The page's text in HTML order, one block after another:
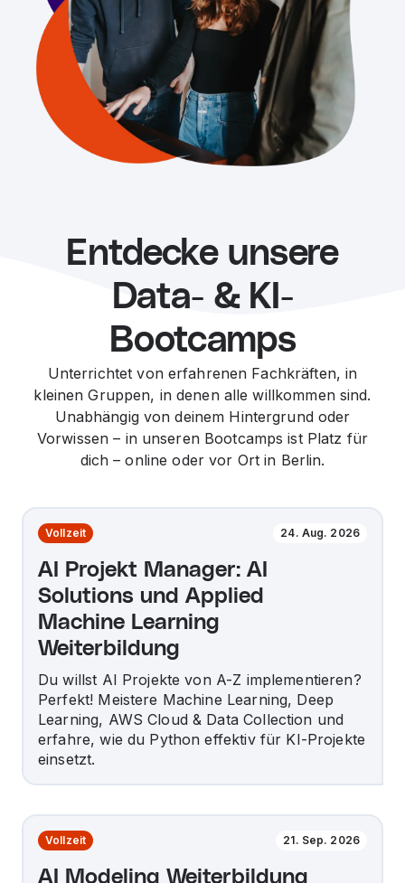
Entdecke unsere
Data- & KI-
Bootcamps
Unterrichtet von erfahrenen Fachkräften, in
kleinen Gruppen, in denen alle willkommen sind.
Unabhängig von deinem Hintergrund oder
Vorwissen – in unseren Bootcamps ist Platz für
dich – online oder vor Ort in Berlin.
Vollzeit 24. Aug. 2026
AI Projekt Manager: AI
Solutions und Applied
Machine Learning
Weiterbildung
Du willst AI Projekte von A-Z implementieren?
Perfekt! Meistere Machine Learning, Deep
Learning, AWS Cloud & Data Collection und
erfahre, wie du Python effektiv für KI-Projekte
einsetzt.
Vollzeit 21. Sep. 2026
AI Modeling Weiterbildung